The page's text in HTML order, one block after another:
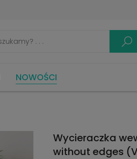
NOWOŚCI
Wycieraczka
without edges